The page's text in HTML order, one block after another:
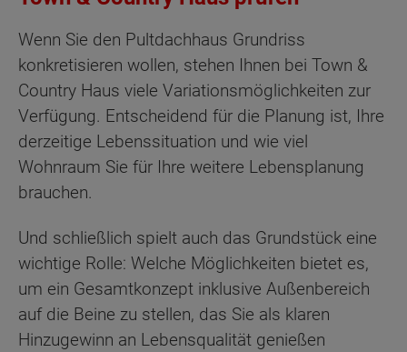
Wenn Sie den Pultdachhaus Grundriss
konkretisieren wollen, stehen Ihnen bei Town &
Country Haus viele Variationsmöglichkeiten zur
Verfügung. Entscheidend für die Planung ist, Ihre
derzeitige Lebenssituation und wie viel
Wohnraum Sie für Ihre weitere Lebensplanung
brauchen.
Und schließlich spielt auch das Grundstück eine
wichtige Rolle: Welche Möglichkeiten bietet es,
um ein Gesamtkonzept inklusive Außenbereich
auf die Beine zu stellen, das Sie als klaren
Hinzugewinn an Lebensqualität genießen